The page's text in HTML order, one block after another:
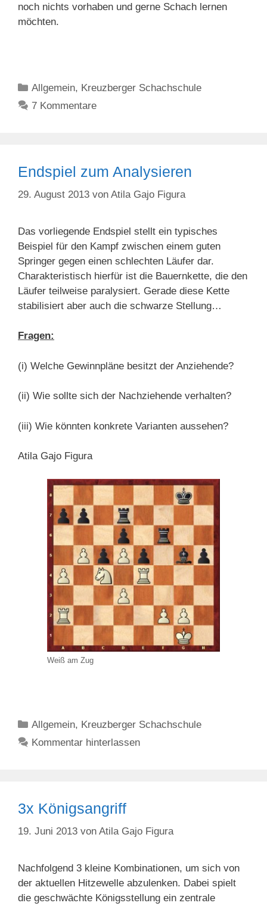
noch nichts vorhaben und gerne Schach lernen
möchten.
Kategorien
Allgemein, Kreuzberger Schachschule
7 Kommentare
Endspiel zum Analysieren
29. August 2013 von Atila Gajo Figura
Das vorliegende Endspiel stellt ein typisches
Beispiel für den Kampf zwischen einem guten
Springer gegen einen schlechten Läufer dar.
Charakteristisch hierfür ist die Bauernkette, die den
Läufer teilweise paralysiert. Gerade diese Kette
stabilisiert aber auch die schwarze Stellung…
Fragen:
(i) Welche Gewinnpläne besitzt der Anziehende?
(ii) Wie sollte sich der Nachziehende verhalten?
(iii) Wie könnten konkrete Varianten aussehen?
Atila Gajo Figura
Weiß am Zug
Kategorien
Allgemein, Kreuzberger Schachschule
Kommentar hinterlassen
3x Königsangriff
19. Juni 2013 von Atila Gajo Figura
Nachfolgend 3 kleine Kombinationen, um sich von
der aktuellen Hitzewelle abzulenken. Dabei spielt
die geschwächte Königsstellung ein zentrale